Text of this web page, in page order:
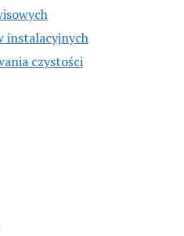
instalacyjnych
czystości